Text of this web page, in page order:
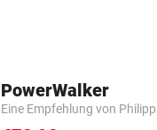
PowerWalker
Eine Empfehlung von